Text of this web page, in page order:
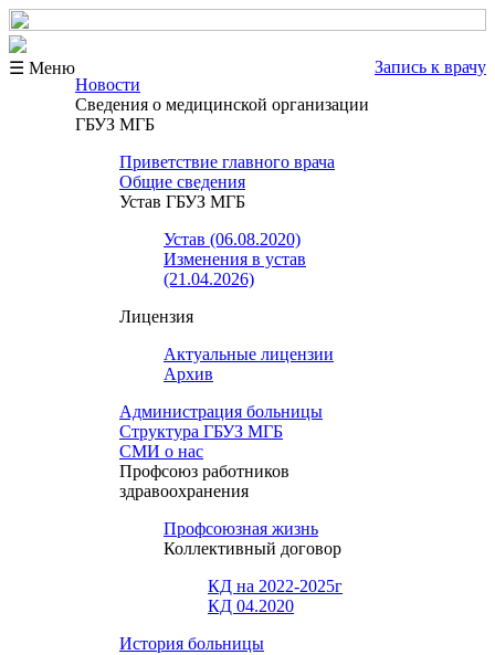
☰ Меню
Запись к врачу
Новости
Сведения о медицинской организации
ГБУЗ МГБ
Приветствие главного врача
Общие сведения
Устав ГБУЗ МГБ
Устав (06.08.2020)
Изменения в устав
(21.04.2026)
Лицензия
Актуальные лицензии
Архив
Администрация больницы
Структура ГБУЗ МГБ
СМИ о нас
Профсоюз работников
здравоохранения
Профсоюзная жизнь
Коллективный договор
КД на 2022-2025г
КД 04.2020
История больницы